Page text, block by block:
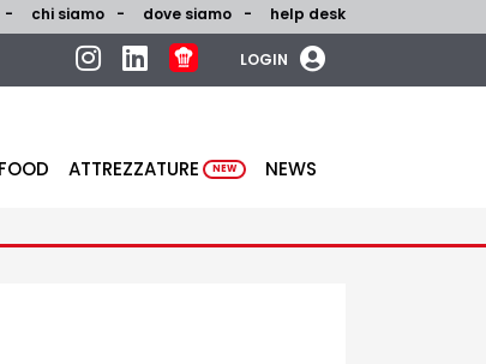
chi siamo dove siamo help desk
LOGIN
ATTREZZATURE NEW NEWS